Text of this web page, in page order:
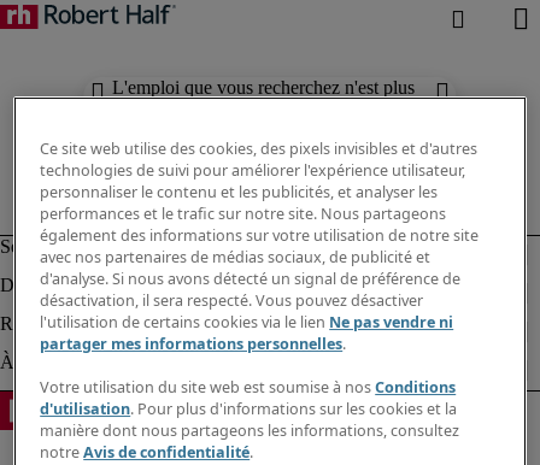
L'emploi que vous recherchez n'est plus
Ce site web utilise des cookies, des pixels invisibles et d'autres
technologies de suivi pour améliorer l'expérience utilisateur,
personnaliser le contenu et les publicités, et analyser les
performances et le trafic sur notre site. Nous partageons
également des informations sur votre utilisation de notre site
avec nos partenaires de médias sociaux, de publicité et
d'analyse. Si nous avons détecté un signal de préférence de
désactivation, il sera respecté. Vous pouvez désactiver
l'utilisation de certains cookies via le lien Ne pas vendre ni
partager mes informations personnelles.
Votre utilisation du site web est soumise à nosConditions
d'utilisation. Pour plus d'informations sur les cookies et la
manière dont nous partageons les informations, consultez
notreAvis de confidentialité.